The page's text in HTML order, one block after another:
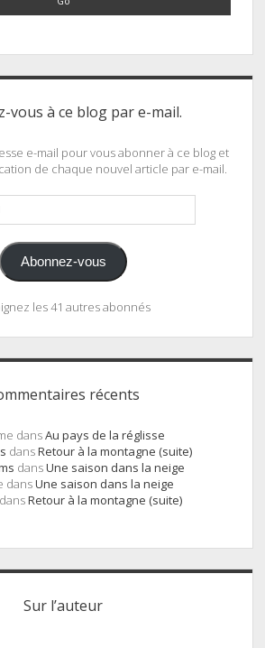
vous à ce blog par e-mail.
e-mail pour vous abonner à ce blog et
de chaque nouvel article par e-mail.
Abonnez-vous
les 41 autres abonnés
récents
dansAu pays de la réglisse
dansRetour à la montagne (suite)
dansUne saison dans la neige
dansUne saison dans la neige
dansRetour à la montagne (suite)
Sur l’auteur